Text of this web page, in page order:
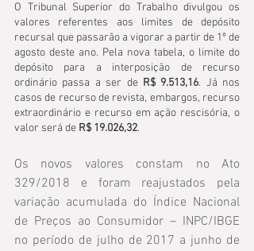
O Tribunal Superior do Trabalho divulgou os
valores referentes aos limites de depósito
recursal que passarão a vigorar a partir de 1º de
agosto deste ano. Pela nova tabela, o limite do
depósito para a interposição de recurso
ordinário passa a ser de R$ 9.513,16. Já nos
casos de recurso de revista, embargos, recurso
extraordinário e recurso em ação rescisória, o
valor será de R$ 19.026,32.
Os novos valores constam no Ato
329/2018 e foram reajustados pela
variação acumulada do Índice Nacional
de Preços ao Consumidor – INPC/IBGE
no período de julho de 2017 a junho de